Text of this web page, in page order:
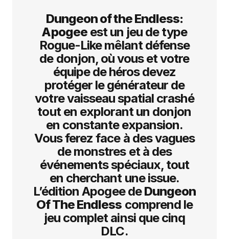
Dungeon of the Endless:
Apogeeest un jeu de type
Rogue-Like mêlant défense
de donjon, où vous et votre
équipe de héros devez
protéger le générateur de
votre vaisseau spatial crashé
tout en explorant un donjon
en constante expansion.
Vous ferez face à des vagues
de monstres et à des
événements spéciaux, tout
en cherchant une issue.
L’édition Apogee deDungeon
Of The Endless comprend le
jeu complet ainsi que cinq
DLC.